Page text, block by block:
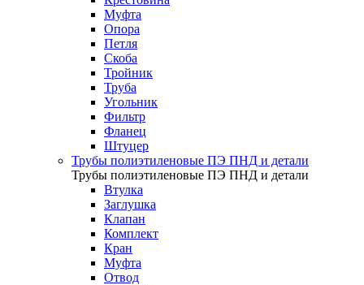
Муфта
Опора
Петля
Скоба
Тройник
Труба
Угольник
Фильтр
Фланец
Штуцер
Трубы полиэтиленовые ПЭ ПНД и детали
Трубы полиэтиленовые ПЭ ПНД и детали
Втулка
Заглушка
Клапан
Комплект
Кран
Муфта
Отвод